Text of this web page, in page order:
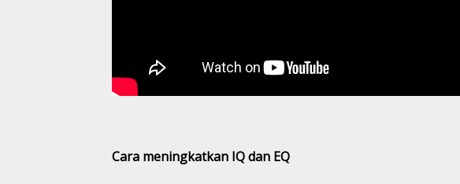
Cara meningkatkan IQ dan EQ